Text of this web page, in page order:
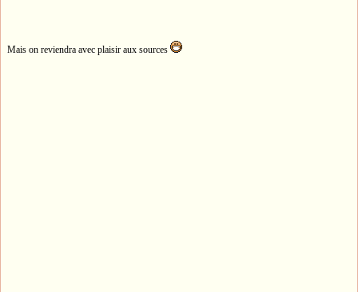
Mais on reviendra avec plaisir aux sources